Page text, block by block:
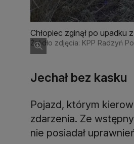
Chłopiec zginął po upadku
Źródło zdjęcia: KPP Radzyń
Jechał bez kasku
Pojazd, którym
zdarzenia. Ze
nie posiadał